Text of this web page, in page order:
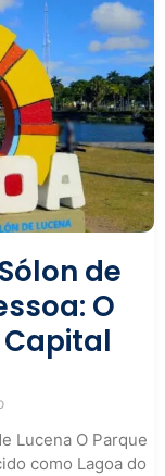
de
O
Lucena O Parque
como Lagoa do